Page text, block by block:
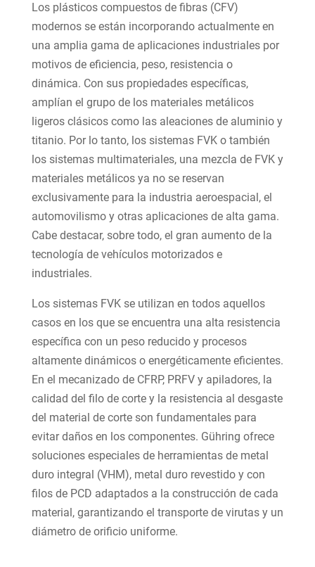
Los plásticos compuestos de fibras (CFV)
modernos se están incorporando actualmente en
una amplia gama de aplicaciones industriales por
motivos de eficiencia, peso, resistencia o
dinámica. Con sus propiedades específicas,
amplían el grupo de los materiales metálicos
ligeros clásicos como las aleaciones de aluminio y
titanio. Por lo tanto, los sistemas FVK o también
los sistemas multimateriales, una mezcla de FVK y
materiales metálicos ya no se reservan
exclusivamente para la industria aeroespacial, el
automovilismo y otras aplicaciones de alta gama.
Cabe destacar, sobre todo, el gran aumento de la
tecnología de vehículos motorizados e
industriales.
Los sistemas FVK se utilizan en todos aquellos
casos en los que se encuentra una alta resistencia
específica con un peso reducido y procesos
altamente dinámicos o energéticamente eficientes.
En el mecanizado de CFRP, PRFV y apiladores, la
calidad del filo de corte y la resistencia al desgaste
del material de corte son fundamentales para
evitar daños en los componentes. Gühring ofrece
soluciones especiales de herramientas de metal
duro integral (VHM), metal duro revestido y con
filos de PCD adaptados a la construcción de cada
material, garantizando el transporte de virutas y un
diámetro de orificio uniforme.